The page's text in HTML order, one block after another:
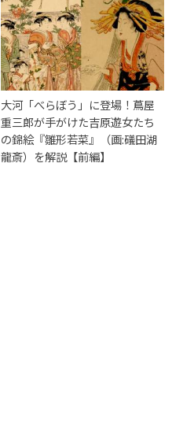
大河「べらぼう」に登場！蔦屋
重三郎が手がけた吉原遊女たち
の錦絵『雛形若菜』（画:礒田湖
龍斎）を解説【前編】